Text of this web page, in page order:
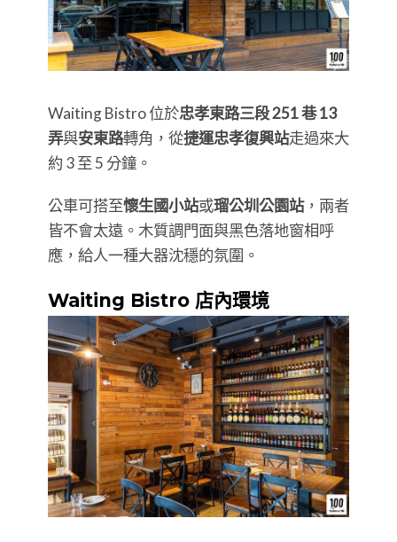
Waiting Bistro 位於忠孝東路三段 251 巷 13
弄與安東路轉角，從捷運忠孝復興站走過來大
約 3 至 5 分鐘。
公車可搭至懷生國小站或瑠公圳公園站，兩者
皆不會太遠。木質調門面與黑色落地窗相呼
應，給人一種大器沈穩的氛圍。
Waiting Bistro 店內環境